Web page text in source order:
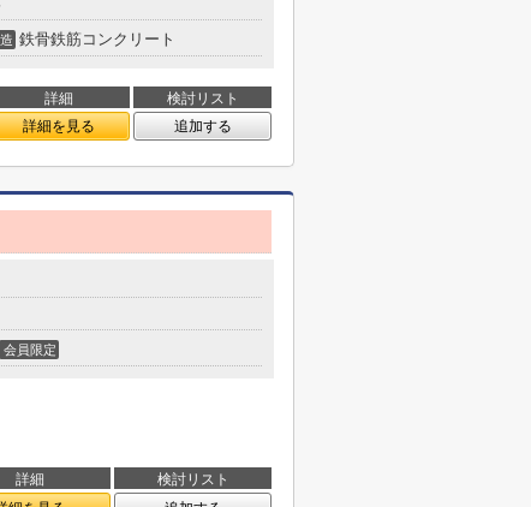
鉄骨鉄筋コンクリート
詳細
検討リスト
詳細を見る 追加する
会員限定
詳細 検討リスト